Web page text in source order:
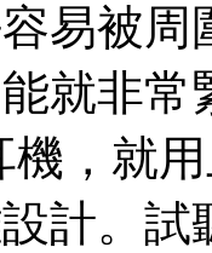
易被
就非
機，就
計。試